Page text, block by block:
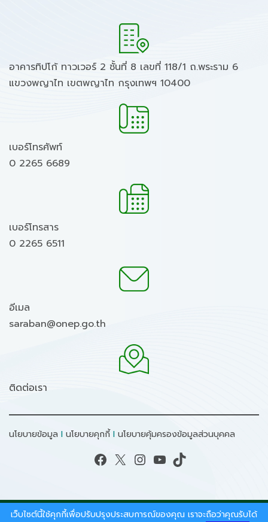
อาคารทิปโก้ ทาวเวอร์ 2 ชั้นที่ 8 เลขที่ 118/1 ถ.พระราม 6
แขวงพญาไท เขตพญาไท กรุงเทพฯ 10400
เบอร์โทรศัพท์
0 2265 6689
เบอร์โทรสาร
0 2265 6511
อีเมล
saraban@onep.go.th
ติดต่อเรา
นโยบายข้อมูล I นโยบายคุกกี้ I นโยบายคุ้มครองข้อมูลส่วนบุคคล
Facebook X Instagram YouTube TikTok
สงวนลิขสิทธิ์ © 2026 - สำนักงานนโยบายและแผน
เว็บไซต์นี้ใช้คุกกี้เพื่อปรับปรุงประสบการณ์ของคุณ เราจะถือว่าคุณรับได้